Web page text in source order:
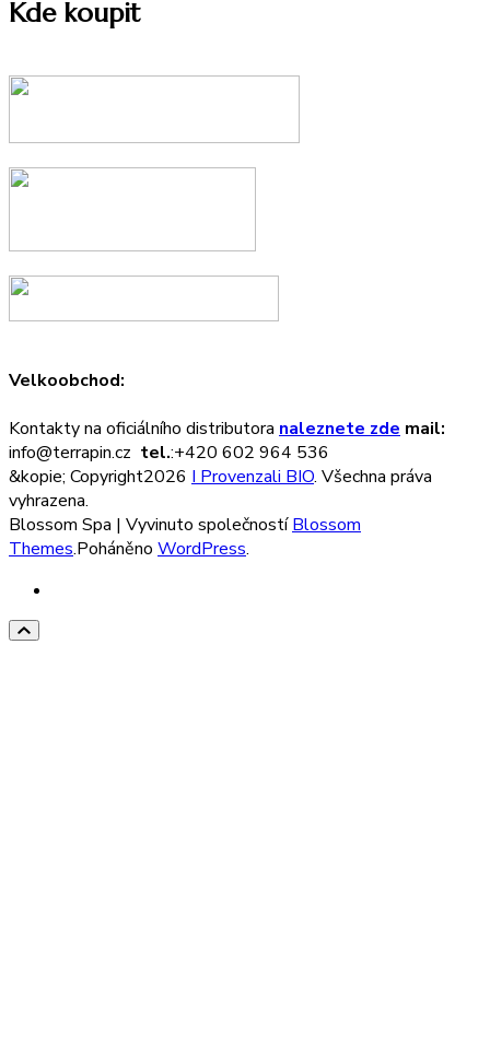
Kde koupit
Velkoobchod:
Kontakty na oficiálního distributora naleznete zde mail:
info@terrapin.cz tel.:+420 602 964 536
&kopie; Copyright2026 I Provenzali BIO. Všechna práva
vyhrazena.
Blossom Spa | Vyvinuto společnostíBlossom
Themes.Poháněno WordPress.